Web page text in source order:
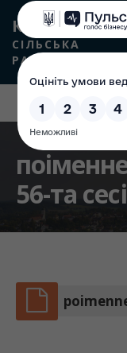
КАМʼЯНСЬКА
СІЛЬСЬКА
РАДА
56-та